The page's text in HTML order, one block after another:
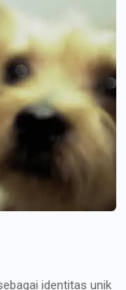
identitas unik